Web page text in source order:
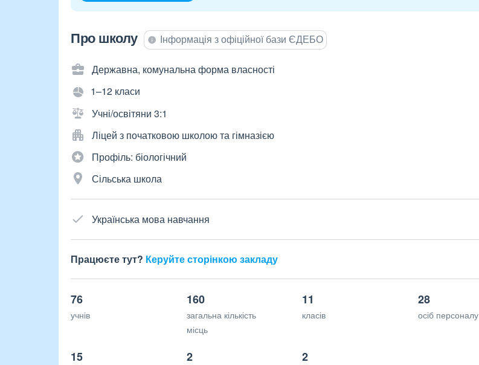
Про школу Інформація з офіційної бази ЄДЕБО
Державна, комунальна форма власності
1–12 класи
Учні/освітяни 3:1
Ліцей з початковою школою та гімназією
Профіль: біологічний
Сільська школа
Українська мова навчання
Працюєте тут? Керуйте сторінкою закладу
76
учнів
160
загальна кількість
місць
11
класів
28
осіб персоналу
15 2 2